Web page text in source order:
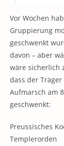
Vor Wochen
Gruppierung
geschwenkt
davon – aber
wäre sicherlich
dass der
Aufmarsch am
geschwenkt:
Preussisches
Templerorden